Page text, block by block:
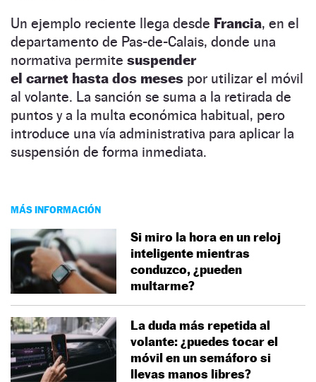
Un ejemplo reciente llega desde Francia, en el
departamento de Pas-de-Calais, donde una
normativa permite suspender
el carnet hasta dos meses por utilizar el móvil
al volante. La sanción se suma a la retirada de
puntos y a la multa económica habitual, pero
introduce una vía administrativa para aplicar la
suspensión de forma inmediata.
MÁS INFORMACIÓN
Si miro la hora en un reloj
inteligente mientras
conduzco, ¿pueden
multarme?
La duda más repetida al
volante: ¿puedes tocar el
móvil en un semáforo si
llevas manos libres?